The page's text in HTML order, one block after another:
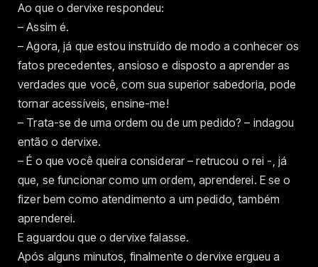
Ao que o dervixe respondeu:
– Assim é.
– Agora, já que estou instruído de modo a conhecer os
fatos precedentes, ansioso e disposto a aprender as
verdades que você, com sua superior sabedoria, pode
tornar acessíveis, ensine-me!
– Trata-se de uma ordem ou de um pedido? – indagou
então o dervixe.
– É o que você queira considerar – retrucou o rei -, já
que, se funcionar como um ordem, aprenderei. E se o
fizer bem como atendimento a um pedido, também
aprenderei.
E aguardou que o dervixe falasse.
Após alguns minutos, finalmente o dervixe ergueu a